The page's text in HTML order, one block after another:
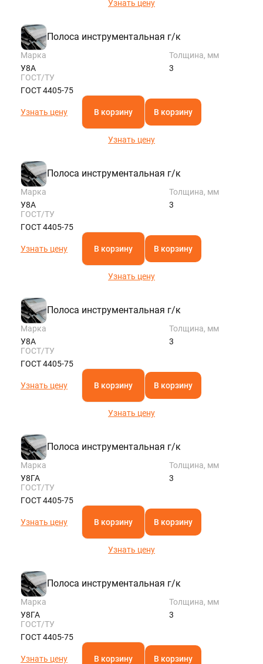
Узнать цену
Полоса инструментальная г/к
Марка
У8А
Толщина, мм
3
ГОСТ/ТУ
ГОСТ 4405-75
Узнать цену В корзину В корзину
Узнать цену
Полоса инструментальная г/к
Марка
У8А
Толщина, мм
3
ГОСТ/ТУ
ГОСТ 4405-75
Узнать цену В корзину В корзину
Узнать цену
Полоса инструментальная г/к
Марка
У8А
Толщина, мм
3
ГОСТ/ТУ
ГОСТ 4405-75
Узнать цену В корзину В корзину
Узнать цену
Полоса инструментальная г/к
Марка
У8ГА
Толщина, мм
3
ГОСТ/ТУ
ГОСТ 4405-75
Узнать цену В корзину В корзину
Узнать цену
Полоса инструментальная г/к
Марка
У8ГА
Толщина, мм
3
ГОСТ/ТУ
ГОСТ 4405-75
Узнать цену В корзину В корзину